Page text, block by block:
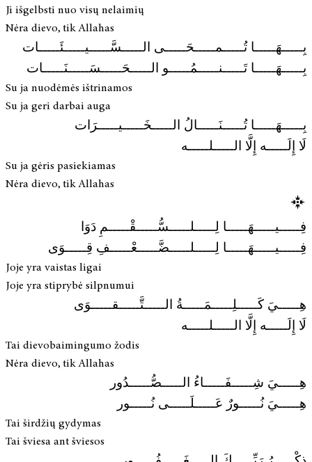
Ji išgelbsti nuo visų nelaimių
Nėra dievo, tik Allahas
بِـــــهَـــــا تُـــــمـــــحَـــــى الـــــسَّـــــيـــــئَـــــات
بِـــــهَـــــا تَـــــنـــــمُـــــو الـــــحَـــــسَـــــنَـــــات
Su ja nuodėmės ištrinamos
Su ja geri darbai auga
بِـــــهَـــــا تُـــــنَـــــالُ الـــــخَـــــيـــــرَات
لَا إِلَـــــه إِلَّا الـــــلـــــه
Su ja gėris pasiekiamas
Nėra dievo, tik Allahas
فِـــــيـــــهَـــــا لِـــــلـــــسُّـــــقْـــــمِ دَوَا
فِـــــيـــــهَـــــا لِـــــلـــــضَّـــــعْـــــفِ قِـــــوَى
Joje yra vaistas ligai
Joje yra stiprybė silpnumui
هِـــــيَ كَـــــلِـــــمَـــــةُ الـــــتَّـــــقـــــوَى
لَا إِلَـــــه إِلَّا الـــــلـــــه
Tai dievobaimingumo žodis
Nėra dievo, tik Allahas
هِـــــيَ شِـــــفَـــــاءُ الـــــصُّـــــدُور
هِـــــيَ نُـــــورٌ عَـــــلَـــــى نُـــــور
Tai širdžių gydymas
Tai šviesa ant šviesos